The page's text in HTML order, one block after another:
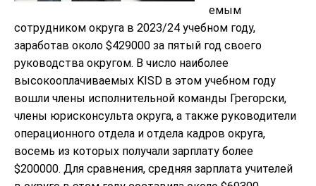
емым
сотрудником округа в 2023/24 учебном году,
заработав около $429000 за пятый год своего
руководства округом. В число наиболее
высокооплачиваемых KISD в этом учебном году
вошли члены исполнительной команды Грегорски,
члены юрисконсульта округа, а также руководители
операционного отдела и отдела кадров округа,
восемь из которых получали зарплату более
$200000. Для сравнения, средняя зарплата учителей